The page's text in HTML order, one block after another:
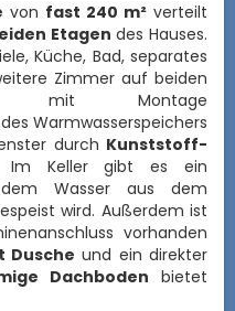
von fast 240 m² verteilt
Etagen des Hauses.
Küche, Bad, separates
Zimmer auf beiden
mit Montage
Warmwasserspeichers
durch Kunststoff-
Im Keller gibt es ein
Wasser aus dem
wird. Außerdem ist
vorhanden
Dusche und ein direkter
Dachboden bietet